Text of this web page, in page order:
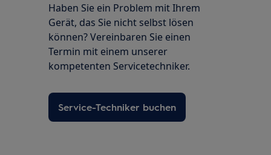
Haben Sie ein Problem mit Ihrem
Gerät, das Sie nicht selbst lösen
können? Vereinbaren Sie einen
Termin mit einem unserer
kompetenten Servicetechniker.
Service-Techniker buchen